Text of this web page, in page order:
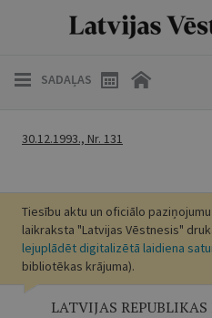
SADAĻAS
30.12.1993., Nr. 131
Tiesību aktu un oficiālo
laikraksta "Latvijas Vēstnesis"
lejuplādēt digitalizētā laidiena
bibliotēkas krājuma).
LATVIJAS